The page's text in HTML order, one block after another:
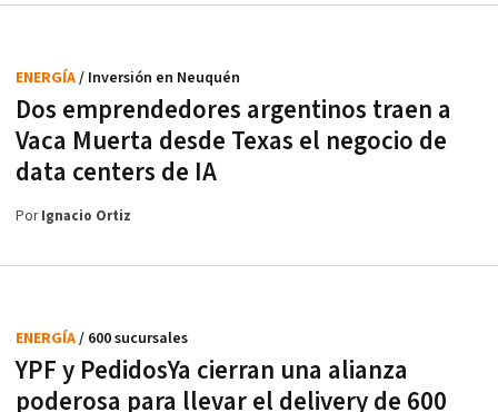
Dos emprendedores argentinos traen a
Vaca Muerta desde Texas el negocio de
data centers de IA
ENERGÍA/ Inversión en Neuquén
PorIgnacio Ortiz
YPF y PedidosYa cierran una alianza
poderosa para llevar el delivery de 600
ENERGÍA/ 600 sucursales